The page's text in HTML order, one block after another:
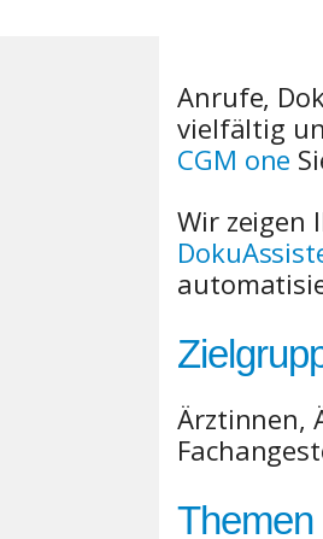
Anrufe,
vielfältig
CGM one
Wir zeigen
Ärztinnen,
Themen